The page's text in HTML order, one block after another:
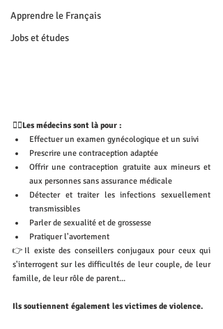
Apprendre le Français
Jobs et études
👩‍⚕️Les médecins sont là pour :
Effectuer un examen gynécologique et un suivi
Prescrire une contraception adaptée
Offrir une contraception gratuite aux mineurs et
aux personnes sans assurance médicale
Détecter et traiter les infections sexuellement
transmissibles
Parler de sexualité et de grossesse
Pratiquer l'avortement
👉Il existe des conseillers conjugaux pour ceux qui
s'interrogent sur les difficultés de leur couple, de leur
famille, de leur rôle de parent...
Ils soutiennent également les victimes de violence.